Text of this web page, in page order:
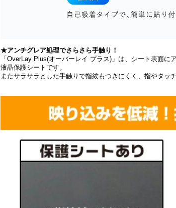
★アンチグレア処理でさらさら手触り！
「OverLay Plus(オーバーレイ プラス)」は、シート表面
液晶保護シートです。
またサラサラとした手触りで指紋もつきにくく、指やタッ